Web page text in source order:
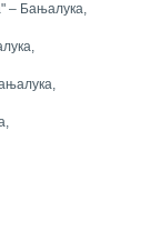
– Бањалука,
,
,